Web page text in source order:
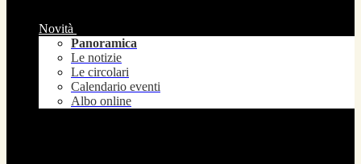
Novità
Panoramica
Le notizie
Le circolari
Calendario eventi
Albo online